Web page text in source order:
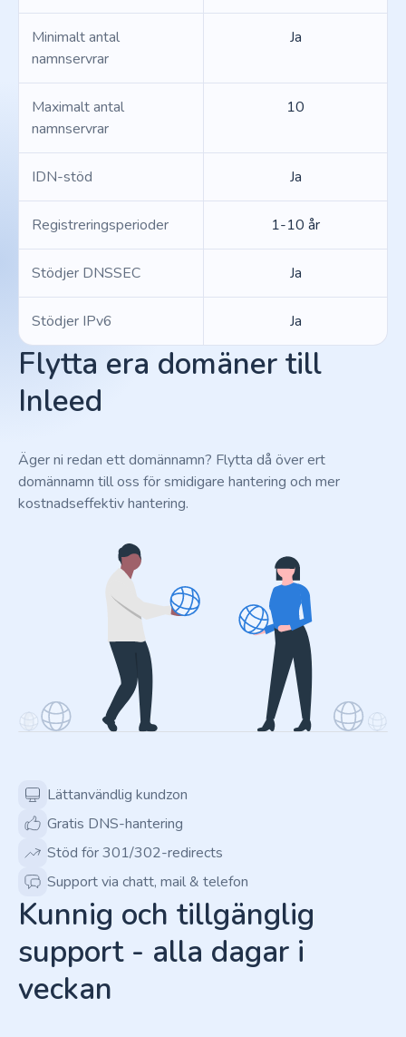
Minimalt antal
namnservrar
Ja
Maximalt antal
namnservrar
10
IDN-stöd Ja
Registreringsperioder 1-10 år
Stödjer DNSSEC Ja
Stödjer IPv6 Ja
Flytta era domäner till
Inleed
Äger ni redan ett domännamn? Flytta då över ert
domännamn till oss för smidigare hantering och mer
kostnadseffektiv hantering.
Lättanvändlig kundzon
Gratis DNS-hantering
Stöd för 301/302-redirects
Support via chatt, mail & telefon
Kunnig och tillgänglig
support - alla dagar i
veckan